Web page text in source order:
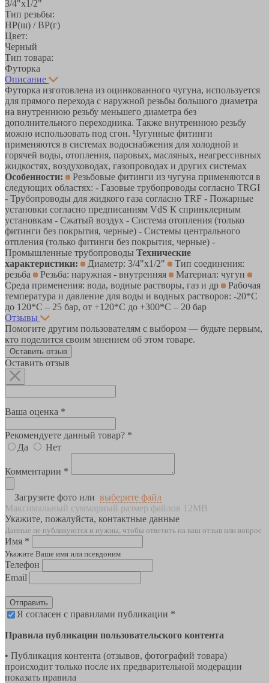
3/4"х1/2"
Тип резьбы:
НР(ш) / ВР(г)
Цвет:
Черный
Тип товара:
Футорка
Описание
Футорка изготовлена из оцинкованного чугуна, используется
для прямого перехода с наружной резьбы большого диаметра
на внутреннюю резьбу меньшего диаметра без
дополнительного переходника. Также внутреннюю резьбу
можно использовать под сгон. Чугунные фитинги
применяются в системах водоснабжения для холодной и
горячей воды, отопления, паровых, масляных, неагрессивных
жидкостях, воздуховодах, газопроводах и других системах
Особенности:
Резьбовые фитинги из чугуна применяются в
следующих областях: - Газовые трубопроводы согласно TRGI
- Трубопроводы для жидкого газа согласно TRF - Пожарные
установки согласно предписаниям VdS К спринклерным
установкам - Сжатый воздух - Система отопления (только
фитинги без покрытия, черные) - Системы центрального
отпления (только фитинги без покрытия, черные) -
Промышленные трубопроводы Технические
характеристики:
Диаметр: 3/4"х1/2"
Тип соединения:
резьба
Резьба: наружная - внутренняя
Материал: чугун
Среда применения: вода, водные растворы, газ и др
Рабочая
температура и давление для воды и водных растворов: -20*C
до 120*С – 25 бар, от +120*C до +300*С – 20 бар
Отзывы
Помогите другим пользователям с выбором — будьте первым,
кто поделится своим мнением об этом товаре.
Оставить отзыв
Оставить отзыв
Ваша оценка *
Рекомендуете данный товар? *
Да
Нет
Комментарии *
Загрузите фото или выберите файл
Максимальный суммарный размер файлов 12MB
Укажите, пожалуйста, контактные данные
Данные не публикуются и нужны, чтобы ответить на ваш отзыв или вопрос
Имя *
Укажите Ваше имя или псевдоним
Телефон
Email
Отправить
Я согласен с правилами публикации *
Правила публикации пользовательского контента
• Публикация контента (отзывов, фотографий товара)
происходит только после их предварительной модерации
показать правила